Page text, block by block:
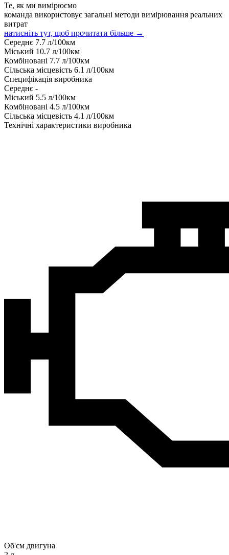
Те, як ми вимірюємо
команда використовує загальні методи вимірювання реальних
витрат
натисніть тут, щоб прочитати більше →
Середнє 7.7 л/100км
Міський 10.7 л/100км
Комбіновані 7.7 л/100км
Сільська місцевість 6.1 л/100км
Специфікація виробника
Середнє -
Міський 5.5 л/100км
Комбіновані 4.5 л/100км
Сільська місцевість 4.1 л/100км
Технічні характеристики виробника
Об'єм двигуна